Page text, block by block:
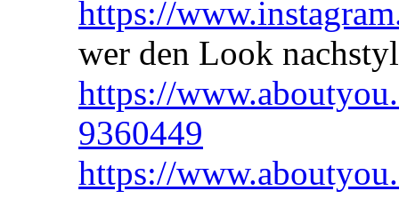
https://
wer den Look
https://
9360449
https://